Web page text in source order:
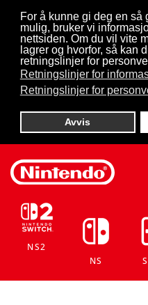
For å kunne gi deg en
mulig, bruker vi
nettsiden. Om du vil vite
lagrer og hvorfor, så kan
retningslinjer for
Retningslinjer for
Retningslinjer for
Avvis
Skip to main content
NS2
NS